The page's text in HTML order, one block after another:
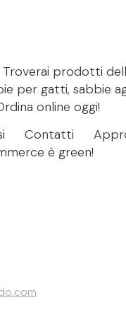
prodotti
per gatti, sabbie
online oggi!
Contatti
è green!